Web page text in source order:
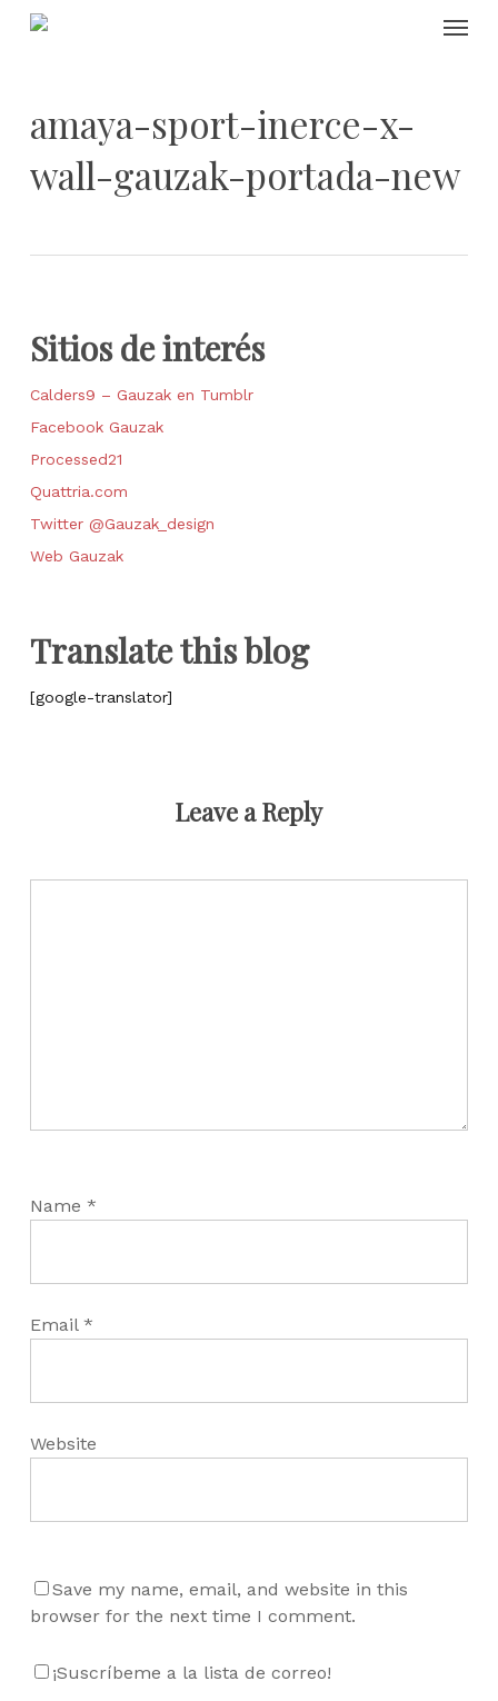
Skip
amaya-sport-inerce-x-
wall-gauzak-portada-new
Sitios de interés
Calders9 – Gauzak en Tumblr
Facebook Gauzak
Processed21
Quattria.com
Twitter @Gauzak_design
Web Gauzak
Translate this blog
[google-translator]
Leave a Reply
Name *
Email *
Website
Save my name, email, and website in this
browser for the next time I comment.
¡Suscríbeme a la lista de correo!